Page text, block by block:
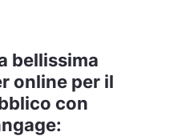
bellissima
online per il
con